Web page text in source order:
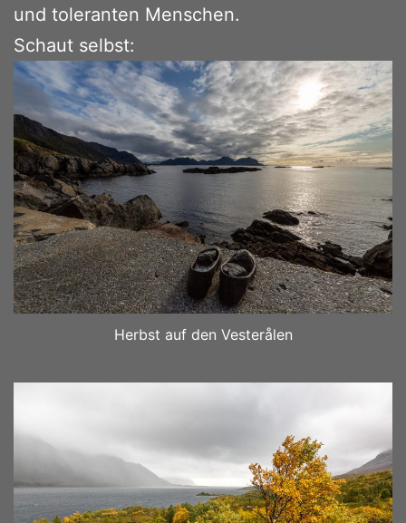
und toleranten Menschen.
Schaut selbst:
Herbst auf den Vesterålen